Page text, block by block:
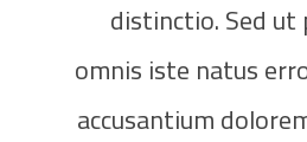
distinctio. Sed
omnis iste natus
accusantium